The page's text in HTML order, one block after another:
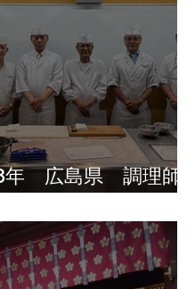
年 広島県 調理師の